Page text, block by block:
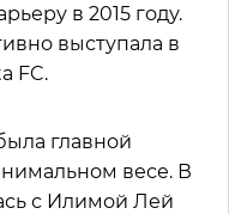
в 2015 году.
выступала в
FC.
главной
весе. В
с Илимой Лей